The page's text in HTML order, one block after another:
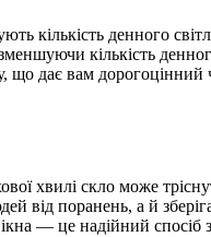
кількість денного
кількість
дає вам дорогоцінний
хвилі скло може
від поранень, а й
— це надійний спосіб